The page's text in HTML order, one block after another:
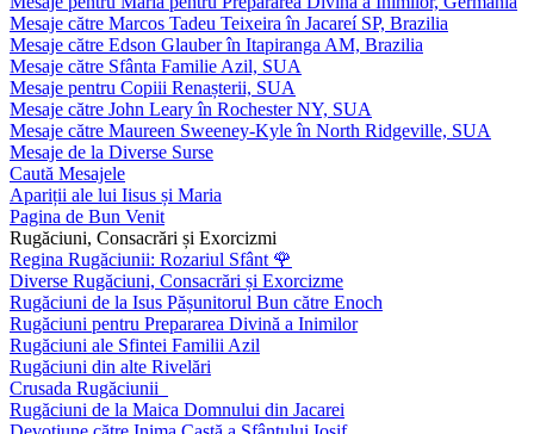
Mesaje către Marcos Tadeu Teixeira în Jacareí SP, Brazilia
Mesaje către Edson Glauber în Itapiranga AM, Brazilia
Mesaje către Sfânta Familie Azil, SUA
Mesaje pentru Copiii Renașterii, SUA
Mesaje către John Leary în Rochester NY, SUA
Mesaje către Maureen Sweeney-Kyle în North Ridgeville, SUA
Mesaje de la Diverse Surse
Caută Mesajele
Apariții ale lui Iisus și Maria
Pagina de Bun Venit
Rugăciuni, Consacrări și Exorcizmi
Regina Rugăciunii: Rozariul Sfânt 🌹
Diverse Rugăciuni, Consacrări și Exorcizme
Rugăciuni de la Isus Pășunitorul Bun către Enoch
Rugăciuni pentru Prepararea Divină a Inimilor
Rugăciuni ale Sfintei Familii Azil
Rugăciuni din alte Rivelări
Crusada Rugăciunii
Rugăciuni de la Maica Domnului din Jacarei